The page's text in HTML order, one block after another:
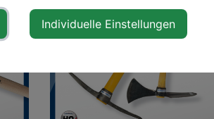
Individuelle Einstellungen